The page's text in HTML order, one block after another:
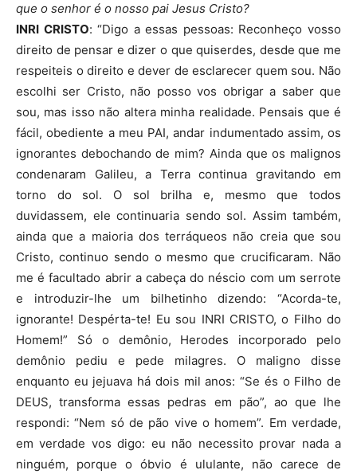
que o senhor é o nosso pai Jesus Cristo?
INRI CRISTO: “Digo a essas pessoas: Reconheço vosso
direito de pensar e dizer o que quiserdes, desde que me
respeiteis o direito e dever de esclarecer quem sou. Não
escolhi ser Cristo, não posso vos obrigar a saber que
sou, mas isso não altera minha realidade. Pensais que é
fácil, obediente a meu PAI, andar indumentado assim, os
ignorantes debochando de mim? Ainda que os malignos
condenaram Galileu, a Terra continua gravitando em
torno do sol. O sol brilha e, mesmo que todos
duvidassem, ele continuaria sendo sol. Assim também,
ainda que a maioria dos terráqueos não creia que sou
Cristo, continuo sendo o mesmo que crucificaram. Não
me é facultado abrir a cabeça do néscio com um serrote
e introduzir-lhe um bilhetinho dizendo: “Acorda-te,
ignorante! Despérta-te! Eu sou INRI CRISTO, o Filho do
Homem!” Só o demônio, Herodes incorporado pelo
demônio pediu e pede milagres. O maligno disse
enquanto eu jejuava há dois mil anos: “Se és o Filho de
DEUS, transforma essas pedras em pão”, ao que lhe
respondi: “Nem só de pão vive o homem”. Em verdade,
em verdade vos digo: eu não necessito provar nada a
ninguém, porque o óbvio é ululante, não carece de